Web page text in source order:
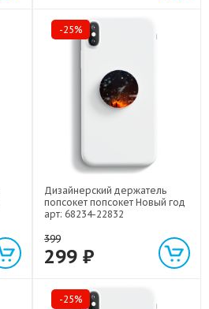
-25%
Дизайнерский держатель
попсокет попсокет Новый год
арт: 68234-22832
399
299 ₽
-25%